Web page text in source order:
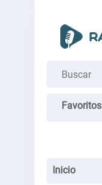
Favoritos
Inicio